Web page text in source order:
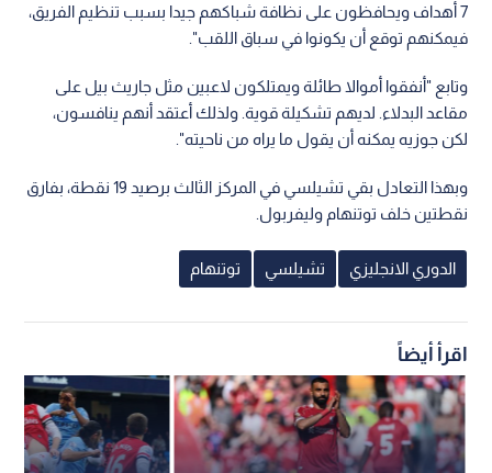
7 أهداف ويحافظون على نظافة شباكهم جيدا بسبب تنظيم الفريق،
فيمكنهم توقع أن يكونوا في سباق اللقب".
وتابع "أنفقوا أموالا طائلة ويمتلكون لاعبين مثل جاريث بيل على
مقاعد البدلاء. لديهم تشكيلة قوية. ولذلك أعتقد أنهم ينافسون،
لكن جوزيه يمكنه أن يقول ما يراه من ناحيته".
وبهذا التعادل بقي تشيلسي في المركز الثالث برصيد 19 نقطة، بفارق
نقطتين خلف توتنهام وليفربول.
الدوري الانجليزي تشيلسي توتنهام
اقرأ أيضاً